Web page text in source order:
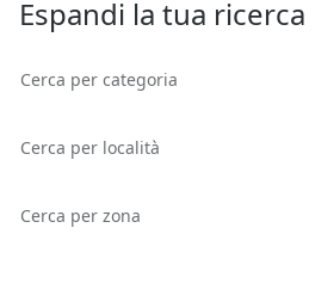
Espandi la tua ricerca
Cerca per categoria
Cerca per località
Cerca per zona